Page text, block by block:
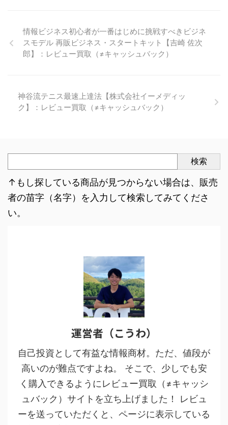
情報ビジネス初心者が一番はじめに挑戦すべきビジネ
スモデル 再販ビジネス・スタートキット【吉崎 佐次
郎】：レビュー買取（≠キャッシュバック）
神谷流テニス最速上達法【株式会社イーメディッ
ク】：レビュー買取（≠キャッシュバック）
検索
↑もし探している商品が見つからない場合は、販売
者の苗字（名字）を入力して検索してみてくださ
い。
運営者（こうわ）
自己投資として有益な情報商材。ただ、値段が
高いのが難点ですよね。 そこで、少しでも安
く購入できるようにレビュー買取（≠キャッシ
ュバック）サイトを立ち上げました！ レビュ
ーを送っていただくと、ページに表示している